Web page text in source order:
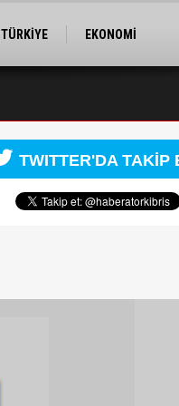
TÜRKİYE
EKONOMİ
TWITTER'DA TAKİP